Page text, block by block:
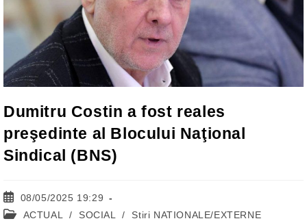
Dumitru Costin a fost reales
preşedinte al Blocului Naţional
Sindical (BNS)
Post
published:
08/05/2025 19:29
Post ACTUAL / SOCIAL / Stiri NATIONALE/EXTERNE